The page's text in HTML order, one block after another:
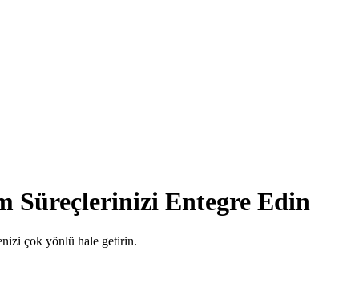
Süreçlerinizi Entegre Edin
çok yönlü hale getirin.